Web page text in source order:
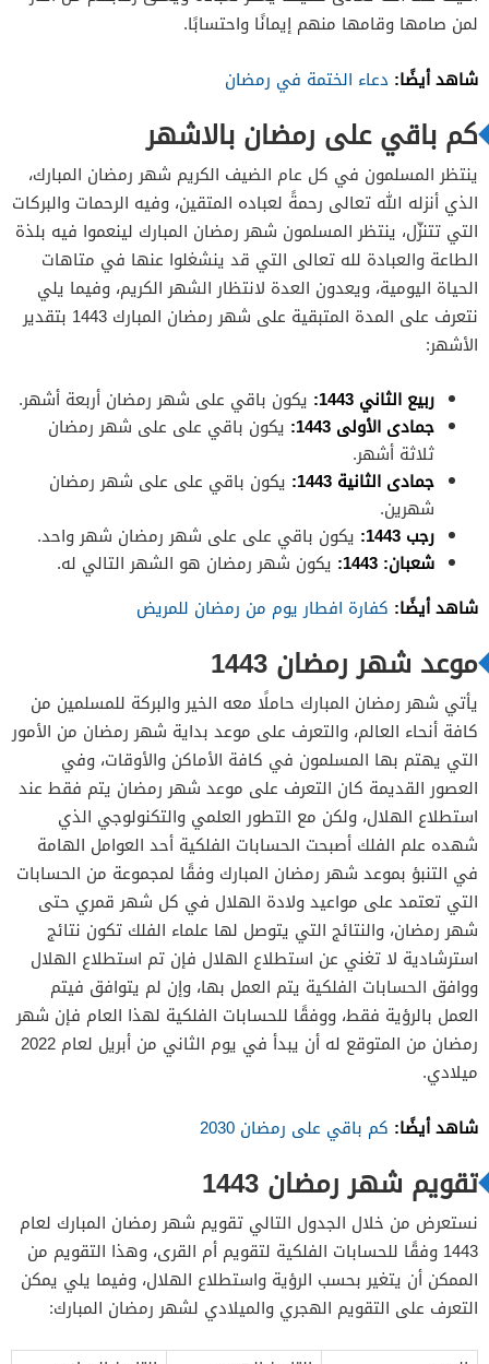
لمن صامها وقامها منهم إيمانًا واحتسابًا.
شاهد أيضًا: دعاء الختمة في رمضان
كم باقي على رمضان بالاشهر
ينتظر المسلمون في كل عام الضيف الكريم شهر رمضان المبارك،
الذي أنزله الله تعالى رحمةً لعباده المتقين، وفيه الرحمات والبركات
التي تتنزّل، ينتظر المسلمون شهر رمضان المبارك لينعموا فيه بلذة
الطاعة والعبادة لله تعالى التي قد ينشغلوا عنها في متاهات
الحياة اليومية، ويعدون العدة لانتظار الشهر الكريم، وفيما يلي
نتعرف على المدة المتبقية على شهر رمضان المبارك 1443 بتقدير
الأشهر:
ربيع الثاني 1443:
يكون باقي على شهر رمضان أربعة أشهر.
جمادى الأولى 1443:
يكون باقي على على شهر رمضان
ثلاثة أشهر.
جمادى الثانية 1443:
يكون باقي على على شهر رمضان
شهرين.
رجب 1443:
يكون باقي على على شهر رمضان شهر واحد.
شعبان: 1443:
يكون شهر رمضان هو الشهر التالي له.
شاهد أيضًا: كفارة افطار يوم من رمضان للمريض
موعد شهر رمضان 1443
يأتي شهر رمضان المبارك حاملًا معه الخير والبركة للمسلمين من
كافة أنحاء العالم، والتعرف على موعد بداية شهر رمضان من الأمور
التي يهتم بها المسلمون في كافة الأماكن والأوقات، وفي
العصور القديمة كان التعرف على موعد شهر رمضان يتم فقط عند
استطلاع الهلال، ولكن مع التطور العلمي والتكنولوجي الذي
شهده علم الفلك أصبحت الحسابات الفلكية أحد العوامل الهامة
في التنبؤ بموعد شهر رمضان المبارك وفقًا لمجموعة من الحسابات
التي تعتمد على مواعيد ولادة الهلال في كل شهر قمري حتى
شهر رمضان، والنتائج التي يتوصل لها علماء الفلك تكون نتائج
استرشادية لا تغني عن استطلاع الهلال فإن تم استطلاع الهلال
ووافق الحسابات الفلكية يتم العمل بها، وإن لم يتوافق فيتم
العمل بالرؤية فقط، ووفقًا للحسابات الفلكية لهذا العام فإن شهر
رمضان من المتوقع له أن يبدأ في يوم الثاني من أبريل لعام 2022
ميلادي.
شاهد أيضًا: كم باقي على رمضان 2030
تقويم شهر رمضان 1443
نستعرض من خلال الجدول التالي تقويم شهر رمضان المبارك لعام
1443 وفقًا للحسابات الفلكية لتقويم أم القرى، وهذا التقويم من
الممكن أن يتغير بحسب الرؤية واستطلاع الهلال، وفيما يلي يمكن
التعرف على التقويم الهجري والميلادي لشهر رمضان المبارك: